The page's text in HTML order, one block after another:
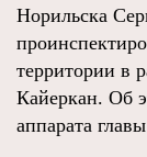
Норильска
территории в
Кайеркан. Об
аппарата